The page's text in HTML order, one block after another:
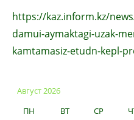
https://kaz.inform.kz/
damui-aymaktagi-uzak-
kamtamasiz-etudn-kepl-
Август 2026
ПН
ВТ СР